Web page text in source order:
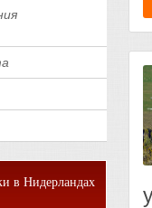
в Нидерландах